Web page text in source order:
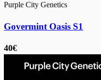
Purple City Genetics
Govermint Oasis S1
40€